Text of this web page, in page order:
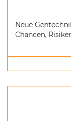
Neue
Chancen,